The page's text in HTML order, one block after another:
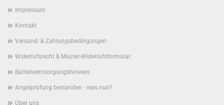
Impressum
Kontakt
Versand- & Zahlungsbedingungen
Widerrufsrecht & Muster-Widerrufsformular
Batterieentsorgungshinweis
Angelprüfung bestanden - was nun?
Über uns